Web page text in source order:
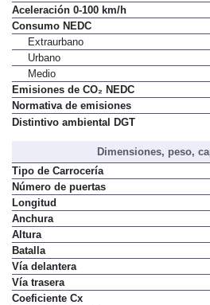
Aceleración 0-100 km/h
Consumo NEDC
Extraurbano
Urbano
Medio
Emisiones de CO₂ NEDC
Normativa de emisiones
Distintivo ambiental DGT
Dimensiones, peso,
Tipo de Carrocería
Número de puertas
Longitud
Anchura
Altura
Batalla
Vía delantera
Vía trasera
Coeficiente Cx